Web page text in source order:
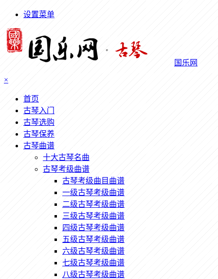
设置菜单
国乐网
×
首页
古琴入门
古琴选购
古琴保养
古琴曲谱
十大古琴名曲
古琴考级曲谱
古琴考级曲目曲谱
一级古琴考级曲谱
二级古琴考级曲谱
三级古琴考级曲谱
四级古琴考级曲谱
五级古琴考级曲谱
六级古琴考级曲谱
七级古琴考级曲谱
八级古琴考级曲谱